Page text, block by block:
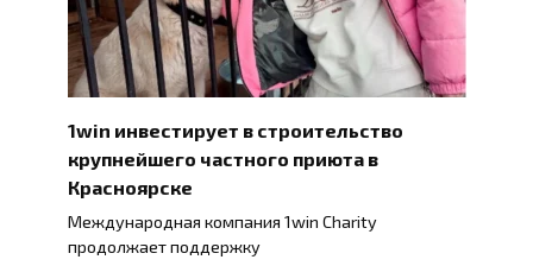
1win инвестирует в строительство
крупнейшего частного приюта в
Красноярске
Международная компания 1win Charity
продолжает поддержку